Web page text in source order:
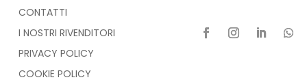
CONTATTI
I NOSTRI RIVENDITORI
PRIVACY POLICY
COOKIE POLICY